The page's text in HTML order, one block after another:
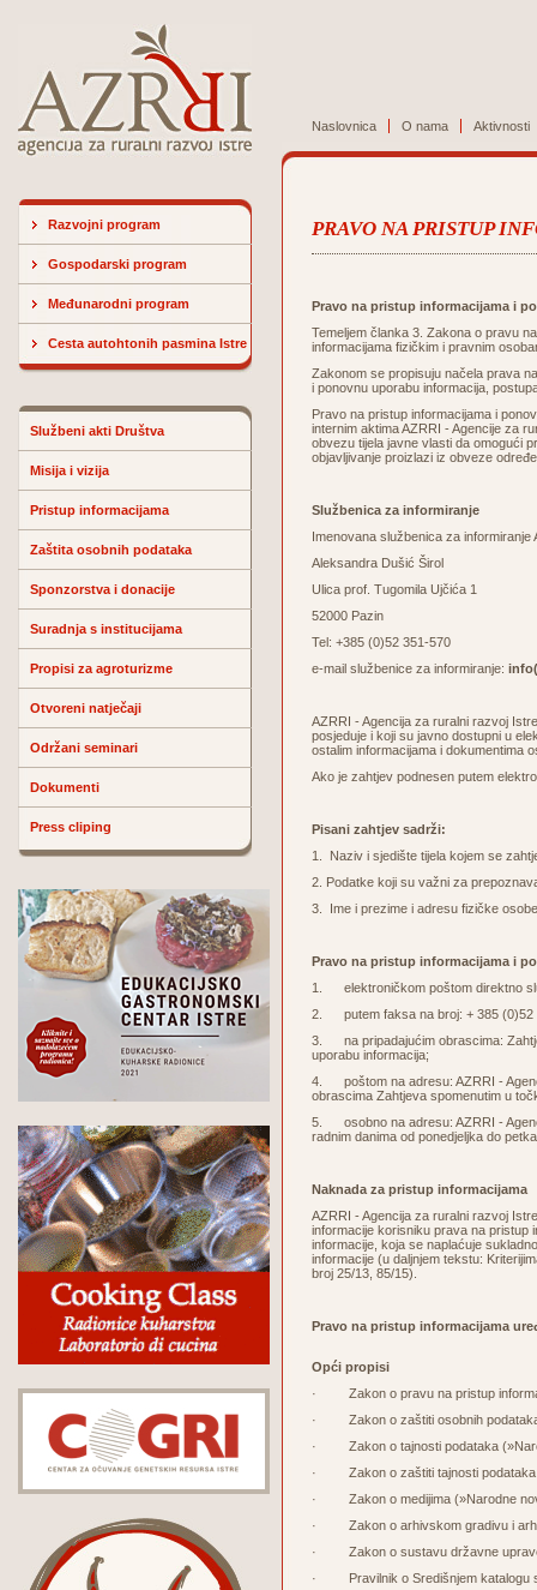
Naslovnica O nama Aktivnosti
Razvojni program
Gospodarski program
Međunarodni program
Cesta autohtonih pasmina Istre
Službeni akti Društva
Misija i vizija
Pristup informacijama
Zaštita osobnih podataka
Sponzorstva i donacije
Suradnja s institucijama
Propisi za agroturizme
Otvoreni natječaji
Održani seminari
Dokumenti
Press cliping
PRAVO NA PRISTUP
Pravo na pristup informacijama i
Temeljem članka 3. Zakona o pravu
informacijama fizičkim i pravnim
Zakonom se propisuju načela prava
i ponovnu uporabu informacija,
Pravo na pristup informacijama i
internim aktima AZRRI - Agencije za
obvezu tijela javne vlasti da omogući
objavljivanje proizlazi iz obveze
Službenica za informiranje
Imenovana službenica za
Aleksandra Dušić Širol
Ulica prof. Tugomila Ujčića 1
52000 Pazin
Tel: +385 (0)52 351-570
e-mail službenice za informiranje:
AZRRI - Agencija za ruralni razvoj
posjeduje i koji su javno dostupni u
ostalim informacijama i dokumentima
Ako je zahtjev podnesen putem
Pisani zahtjev sadrži:
1. Naziv i sjedište tijela kojem se
2. Podatke koji su važni za
3. Ime i prezime i adresu fizičke
Pravo na pristup informacijama i
1. elektroničkom poštom direktno
2. putem faksa na broj: + 385 (0)52
3. na pripadajućim obrascima:
uporabu informacija;
4. poštom na adresu: AZRRI -
obrascima Zahtjeva spomenutim u
5. osobno na adresu: AZRRI -
radnim danima od ponedjeljka do
Naknada za pristup informacijama
AZRRI - Agencija za ruralni razvoj
informacije korisniku prava na pristup
informacije, koja se naplaćuje
informacije (u daljnjem tekstu:
broj 25/13, 85/15).
Pravo na pristup informacijama
Opći propisi
·
Zakon o pravu na pristup
· Zakon o zaštiti osobnih podataka
· Zakon o tajnosti podataka
· Zakon o zaštiti tajnosti podataka
· Zakon o medijima (»Narodne
· Zakon o arhivskom gradivu i
· Zakon o sustavu državne uprave
· Pravilnik o Središnjem katalogu